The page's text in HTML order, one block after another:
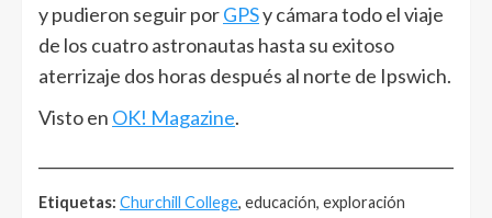
y pudieron seguir porGPSy cámara todo el viaje
de los cuatro astronautas hasta su exitoso
aterrizaje dos horas después al norte de Ipswich.
Visto en OK! Magazine.
Etiquetas: Churchill College, educación, exploración